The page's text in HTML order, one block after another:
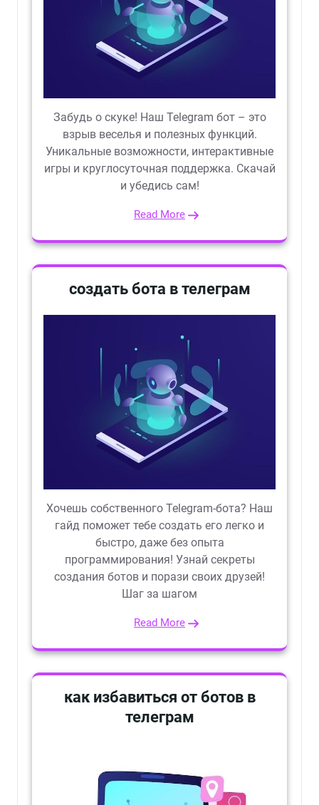
Забудь о скуке! Наш Telegram бот – это
взрыв веселья и полезных функций.
Уникальные возможности, интерактивные
игры и круглосуточная поддержка. Скачай
и убедись сам!
Read More
создать бота в телеграм
Хочешь собственного Telegram-бота? Наш
гайд поможет тебе создать его легко и
быстро, даже без опыта
программирования! Узнай секреты
создания ботов и порази своих друзей!
Шаг за шагом
Read More
как избавиться от ботов в
телеграм